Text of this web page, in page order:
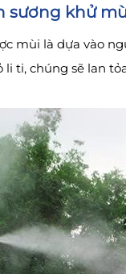
sương khử
mùi là dựa vào
li ti, chúng sẽ lan